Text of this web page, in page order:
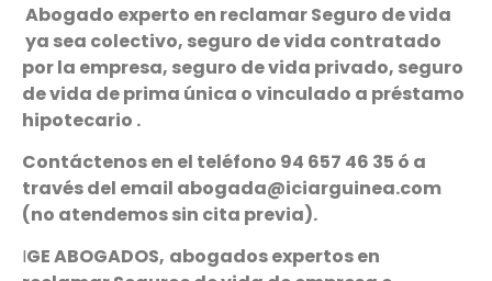
Abogado experto en reclamar Seguro de vida
ya sea colectivo, seguro de vida contratado
por la empresa, seguro de vida privado, seguro
de vida de prima única o vinculado a préstamo
hipotecario .
Contáctenos en el teléfono 94 657 46 35 ó a
través del email abogada@iciarguinea.com
(no atendemos sin cita previa).
IGE ABOGADOS, abogados expertos en